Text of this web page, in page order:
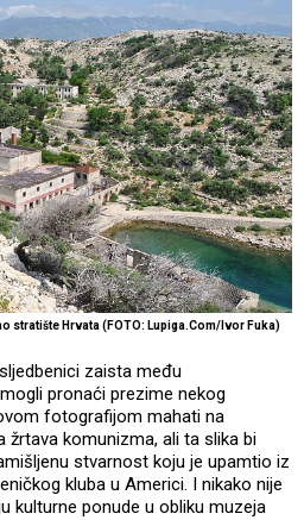
stratište Hrvata (FOTO: Lupiga.Com/Ivor Fuka)
zaista među
pronaći prezime nekog
fotografijom mahati na
komunizma, ali ta slika bi
stvarnost koju je upamtio iz
kluba u Americi. I nikako nije
kulturne ponude u obliku muzeja